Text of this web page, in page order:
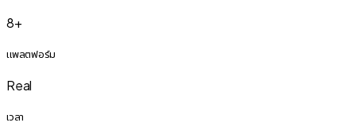
8+
แพลตฟอร์ม
Real
เวลา